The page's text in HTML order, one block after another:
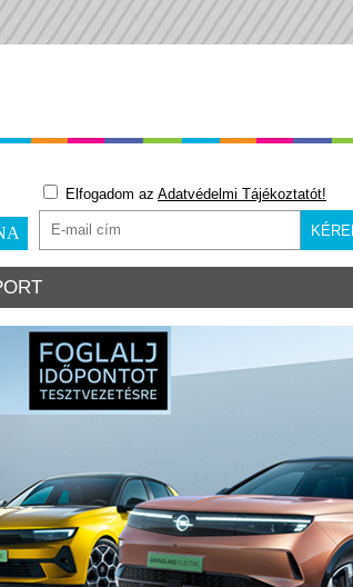
Elfogadom az Adatvédelmi Tájékoztatót!